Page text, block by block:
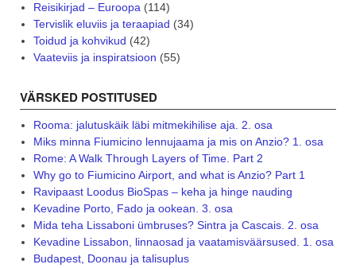
Reisikirjad – Euroopa(114)
Tervislik eluviis ja teraapiad (34)
Toidud ja kohvikud (42)
Vaateviis ja inspiratsioon (55)
VÄRSKED POSTITUSED
Rooma: jalutuskäik läbi mitmekihilise aja. 2. osa
Miks minna Fiumicino lennujaama ja mis on Anzio? 1. osa
Rome: A Walk Through Layers of Time. Part 2
Why go to Fiumicino Airport, and what is Anzio? Part 1
Ravipaast Loodus BioSpas – keha ja hinge nauding
Kevadine Porto, Fado ja ookean. 3. osa
Mida teha Lissaboni ümbruses? Sintra ja Cascais. 2. osa
Kevadine Lissabon, linnaosad ja vaatamisväärsused. 1. osa
Budapest, Doonau ja talisuplus